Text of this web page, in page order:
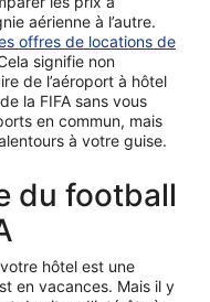
aérienne à l’autre.
offres de locations de
signifie non
de l’aéroport à hôtel
la FIFA sans vous
en commun, mais
à votre guise.
du football
hôtel est une
en vacances. Mais il y